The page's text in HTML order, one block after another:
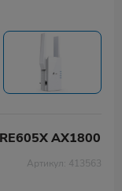
AX1800
Артикул: 413563